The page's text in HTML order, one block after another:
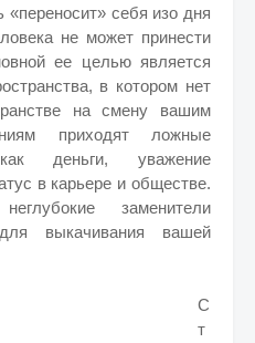
себя изо дня
не может принести
ее целью является
в котором нет
на смену вашим
приходят ложные
деньги, уважение
в карьере и обществе.
заменители
выкачивания вашей
С
т